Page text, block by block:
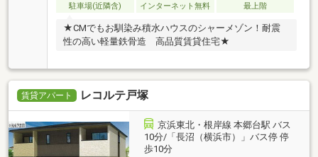
駐車場(近隣含)
インターネット無料 最上階
★CMでもお馴染み積水ハウスのシャーメゾン！耐震
性の高い軽量鉄骨造 高品質賃貸住宅★
賃貸アパート レコルテ戸塚
京浜東北・根岸線 本郷台駅 バス
10分/「長沼（横浜市）」バス停 停
歩10分